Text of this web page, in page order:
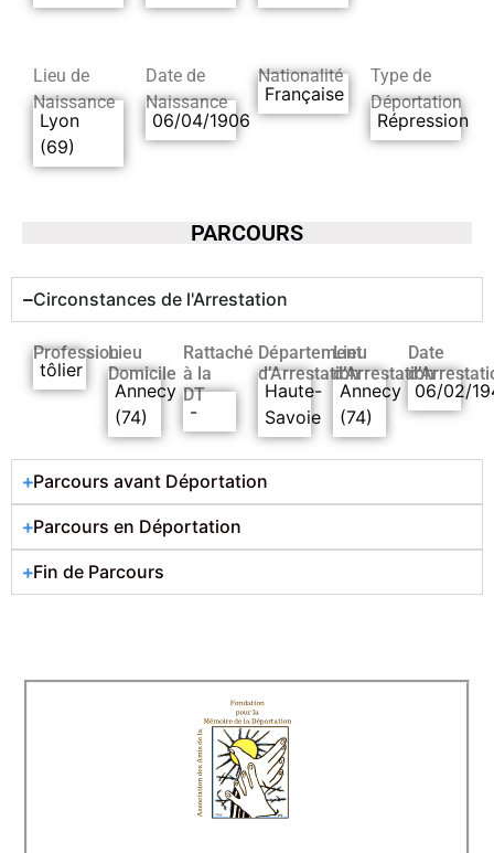
Lieu de
Naissance
Lyon
(69)
Date de
Naissance
06/04/1906
Nationalité
Française
Type de
Déportation
Répression
PARCOURS
Circonstances de l'Arrestation
Profession
tôlier
Lieu
Domicile
Annecy
(74)
Rattaché
à la
DT
-
Département
d’Arrestation
Haute-
Savoie
Lieu
d’Arrestation
Annecy
(74)
Date
06/02/
Parcours avant Déportation
Parcours en Déportation
Fin de Parcours